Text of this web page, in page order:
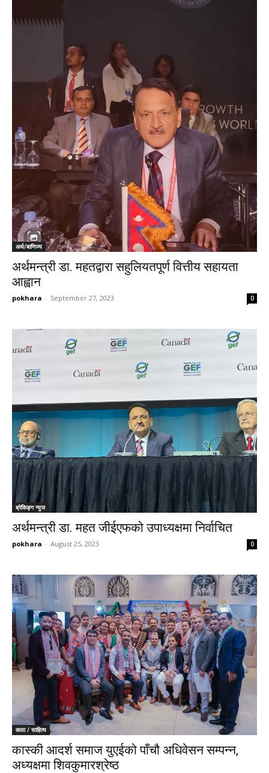
अर्थ/बाणिज्य
अर्थमन्त्री डा. महतद्वारा सहुलियतपूर्ण वित्तीय सहायता
आह्वान
pokhara - September 27, 2023 0
ब्रेकिङ्ग न्युज
अर्थमन्त्री डा. महत जीईएफको उपाध्यक्षमा निर्वाचित
pokhara - August 25, 2023 0
कला / साहित्य
कास्की आदर्श समाज युएईको पाँचौ अधिवेसन सम्पन्न,
अध्यक्षमा शिवकुमारश्रेष्ठ